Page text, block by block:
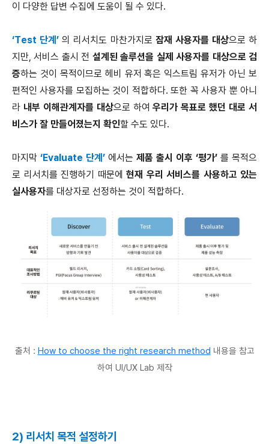
이 다양한 답변 수집에 도움이 될 수 있다.
‘Test 단계’의 리서치도 마찬가지로 잠재 사용자를 대상으로 하
지만, 서비스 출시 전 설계된 솔루션을 실제 사용자를 대상으로 검
증하는 것이 목적이므로 헤비 유저 혹은 익스트림 유저가 아닌 보
편적인 사용자를 모집하는 것이 적합하다. 또한 꼭 사용자 뿐 아니
라 내부 이해관계자를 대상으로 하여우리가 목표로 했던 대로 서
비스가 잘 만들어졌는지 확인할 수도 있다.
마지막 ‘Evaluate 단계’ 에서는 제품 출시 이후 ‘평가’ 를 목적으
로 리서치를 진행하기 때문에 현재 우리 서비스를 사용하고 있는
실사용자를 대상자로 선정하는 것이 적합하다.
출처 : How to choose the right research method 내용을 참고
하여 UI/UX Lab 제작
2) 리서치 목적 설정하기